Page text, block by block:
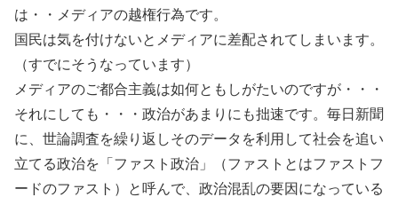
は・・メディアの越権行為です。
国民は気を付けないとメディアに差配されてしまいます。
（すでにそうなっています）
メディアのご都合主義は如何ともしがたいのですが・・・
それにしても・・・政治があまりにも拙速です。毎日新聞
に、世論調査を繰り返しそのデータを利用して社会を追い
立てる政治を「ファスト政治」（ファストとはファストフ
ードのファスト）と呼んで、政治混乱の要因になっている